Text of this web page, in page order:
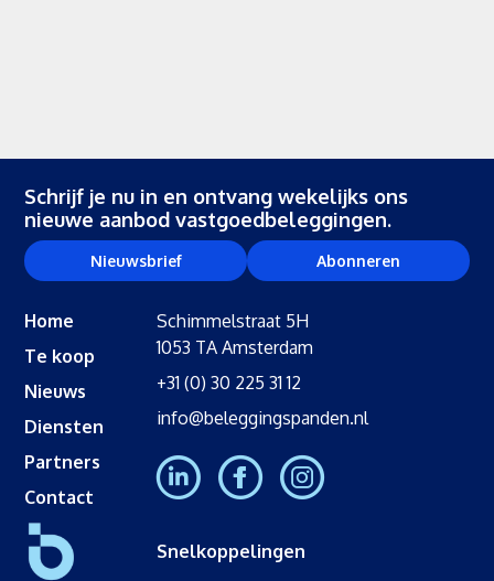
Schrijf je nu in en ontvang wekelijks ons
nieuwe aanbod vastgoedbeleggingen.
Nieuwsbrief Abonneren
Home
Te koop
Nieuws
Diensten
Partners
Contact
Schimmelstraat 5H
1053 TA Amsterdam
+31 (0) 30 225 31 12
info@beleggingspanden.nl
Snelkoppelingen